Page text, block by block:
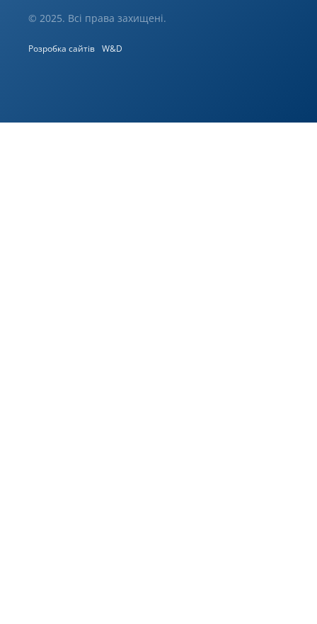
© 2025. Всі права захищені.
Розробка сайтів W&D